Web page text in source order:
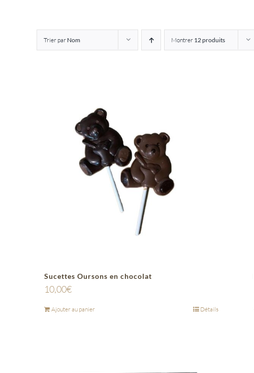
Trier par Nom Montrer 12 produits
Sucettes Oursons en chocolat
10,00€
Ajouter au panier Détails